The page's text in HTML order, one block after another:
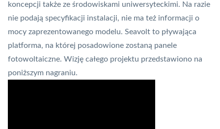
koncepcji także ze środowiskami uniwersyteckimi. Na razie
nie podają specyfikacji instalacji, nie ma też informacji o
mocy zaprezentowanego modelu. Seavolt to pływająca
platforma, na której posadowione zostaną panele
fotowoltaiczne. Wizję całego projektu przedstawiono na
poniższym nagraniu.